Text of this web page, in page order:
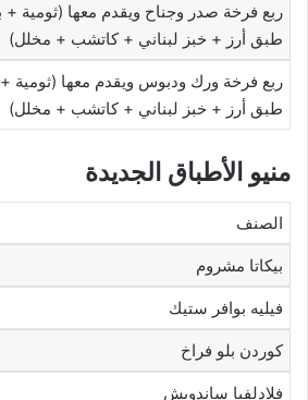
ربع فرخة صدر وجناح ويقدم معها
طبق أرز + خبز لبناني + كاتشب + مخلل)
ربع فرخة ورك ودبوس ويقدم معها
طبق أرز + خبز لبناني + كاتشب + مخلل)
منيو الأطباق الجديدة
الصنف
بيكاتا مشروم
فيليه بوافر ستيك
كوردن بلو فراخ
فلادلفيا ساندويش